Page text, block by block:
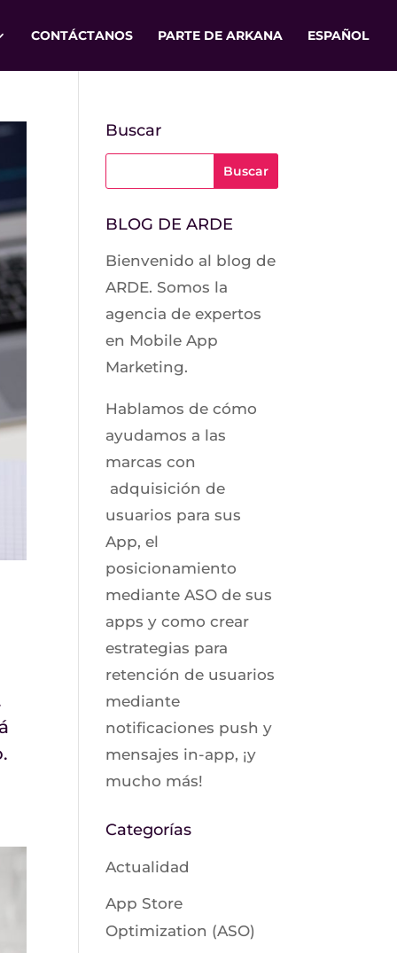
CONTÁCTANOS PARTE DE ARKANA ESPAÑOL
Buscar
BLOG DE ARDE
Bienvenido al blog de
ARDE. Somos la
agencia de expertos
en Mobile App
Marketing.
Hablamos de cómo
ayudamos a las
marcas con
adquisición de
usuarios para sus
App, el
posicionamiento
mediante ASO de sus
apps y como crear
estrategias para
retención de usuarios
mediante
notificaciones push y
mensajes in-app, ¡y
mucho más!
Categorías
Actualidad
App Store
Optimization (ASO)